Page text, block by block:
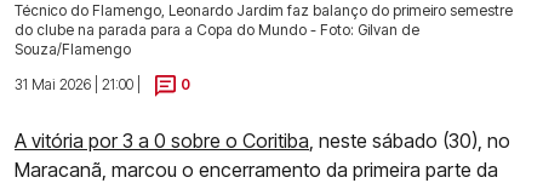
Técnico do Flamengo, Leonardo Jardim faz balanço do primeiro semestre
do clube na parada para a Copa do Mundo - Foto: Gilvan de
Souza/Flamengo
31 Mai 2026 | 21:00 |
0
A vitória por 3 a 0 sobre o Coritiba , neste sábado (30), no
Maracanã, marcou o encerramento da primeira parte da